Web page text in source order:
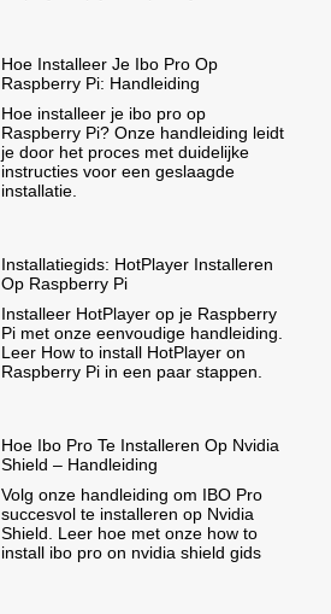
Hoe Installeer Je Ibo Pro Op
Raspberry Pi: Handleiding
Hoe installeer je ibo pro op
Raspberry Pi? Onze handleiding leidt
je door het proces met duidelijke
instructies voor een geslaagde
installatie.
Installatiegids: HotPlayer Installeren
Op Raspberry Pi
Installeer HotPlayer op je Raspberry
Pi met onze eenvoudige handleiding.
Leer How to install HotPlayer on
Raspberry Pi in een paar stappen.
Hoe Ibo Pro Te Installeren Op Nvidia
Shield – Handleiding
Volg onze handleiding om IBO Pro
succesvol te installeren op Nvidia
Shield. Leer hoe met onze how to
install ibo pro on nvidia shield gids